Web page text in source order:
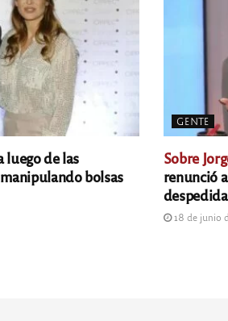
luego de las
bolsas
GENTE
Sobre
renunció
18 de junio